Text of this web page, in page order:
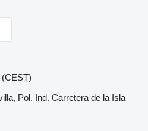
(CEST)
Pol. Ind. Carretera de la Isla